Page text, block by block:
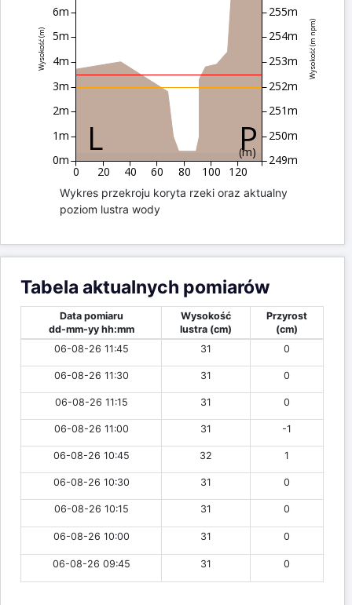
(m)
0 20 40 60 80 100 120
Wysokość (m)
0m
1m
2m
3m
4m
5m
6m
Wysokość (m npm)
249m
250m
251m
252m
253m
254m
255m
Wykres przekroju koryta rzeki oraz aktualny
poziom lustra wody
Tabela aktualnych pomiarów
Data pomiaru
dd-mm-yy hh:mm
Wysokość
lustra (cm)
Przyrost
(cm)
06-08-26 11:45
31 0
06-08-26 11:30 31 0
06-08-26 11:15 31 0
06-08-26 11:00 31 -1
06-08-26 10:45 32 1
06-08-26 10:30 31 0
06-08-26 10:15 31 0
06-08-26 10:00 31 0
06-08-26 09:45 31 0